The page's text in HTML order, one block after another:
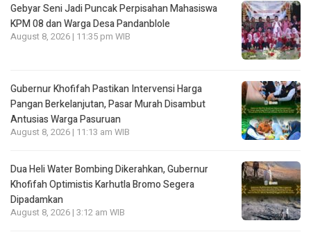
Gebyar Seni Jadi Puncak Perpisahan Mahasiswa
KPM 08 dan Warga Desa Pandanblole
August 8, 2026 | 11:35 pm WIB
Gubernur Khofifah Pastikan Intervensi Harga
Pangan Berkelanjutan, Pasar Murah Disambut
Antusias Warga Pasuruan
August 8, 2026 | 11:13 am WIB
Dua Heli Water Bombing Dikerahkan, Gubernur
Khofifah Optimistis Karhutla Bromo Segera
Dipadamkan
August 8, 2026 | 3:12 am WIB